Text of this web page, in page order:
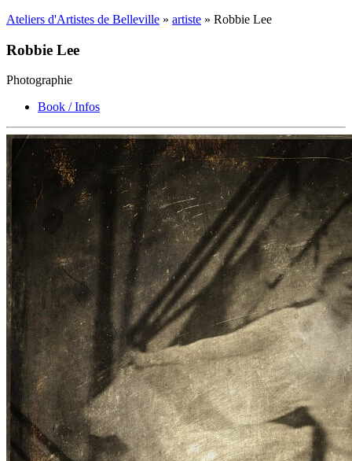
Ateliers d'Artistes de Belleville » artiste » Robbie Lee
Robbie Lee
Photographie
Book / Infos